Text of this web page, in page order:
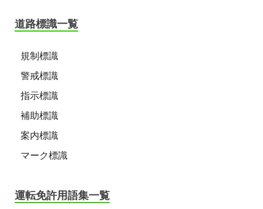
道路標識一覧
規制標識
警戒標識
指示標識
補助標識
案内標識
マーク標識
運転免許用語集一覧